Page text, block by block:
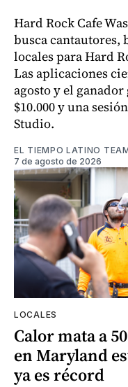
Hard Rock Cafe
busca cantautores,
locales para Hard
Las aplicaciones
agosto y el
$10.000 y una
Studio.
EL TIEMPO LATINO
7 de agosto de 2026
LOCALES
Calor mata a
en Maryland
ya es récord